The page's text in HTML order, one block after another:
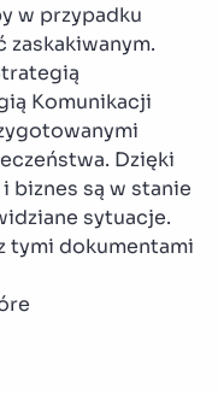
w przypadku
zaskakiwanym.
Komunikacji
Dzięki
biznes są w stanie
sytuacje.
tymi dokumentami